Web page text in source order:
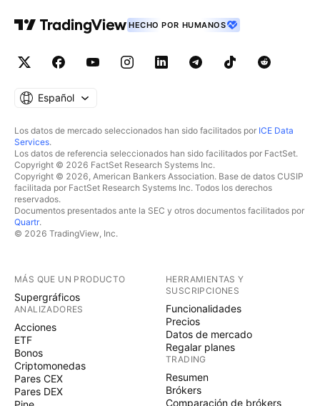
HECHO POR HUMANOS
Español
Los datos de mercado seleccionados han sido facilitados por ICE Data
Services.
Los datos de referencia seleccionados han sido facilitados por FactSet.
Copyright © 2026 FactSet Research Systems Inc.
Copyright © 2026, American Bankers Association. Base de datos CUSIP
facilitada por FactSet Research Systems Inc. Todos los derechos
reservados.
Documentos presentados ante la SEC y otros documentos facilitados por
Quartr.
© 2026 TradingView, Inc.
MÁS QUE UN PRODUCTO
Supergráficos
ANALIZADORES
Acciones
ETF
Bonos
Criptomonedas
Pares CEX
Pares DEX
HERRAMIENTAS Y
SUSCRIPCIONES
Funcionalidades
Precios
Datos de mercado
Regalar planes
TRADING
Resumen
Brókers
Comparación de brókers